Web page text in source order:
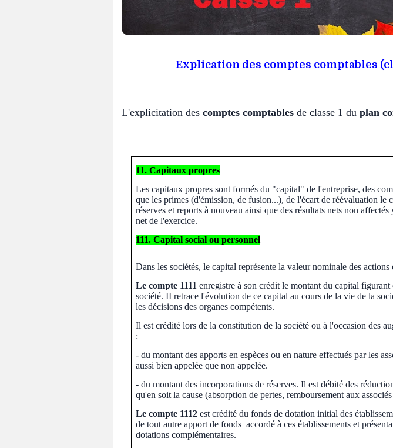
Explication des comptes comptables
L'explicitation des comptes comptables de classe 1 du plan
11. Capitaux propres
Les capitaux propres sont formés du "capital" de l'entreprise, des
que les primes (d'émission, de fusion...), de l'écart de réévaluation le
réserves et reports à nouveau ainsi que des résultats nets non
net de l'exercice.
111. Capital social ou personnel
Dans les sociétés, le capital représente la valeur nominale des actions
Le compte 1111 enregistre à son crédit le montant du capital figurant
société. II retrace l'évolution de ce capital au cours de la vie de la
les décisions des organes compétents.
Il est crédité lors de la constitution de la société ou à l'occasion des
:
- du montant des apports en espèces ou en nature effectués par les
aussi bien appelée que non appelée.
- du montant des incorporations de réserves. Il est débité des
qu'en soit la cause (absorption de pertes, remboursement aux
Le compte 1112 est crédité du fonds de dotation initial des
de tout autre apport de fonds accordé à ces établissements et
dotations complémentaires.